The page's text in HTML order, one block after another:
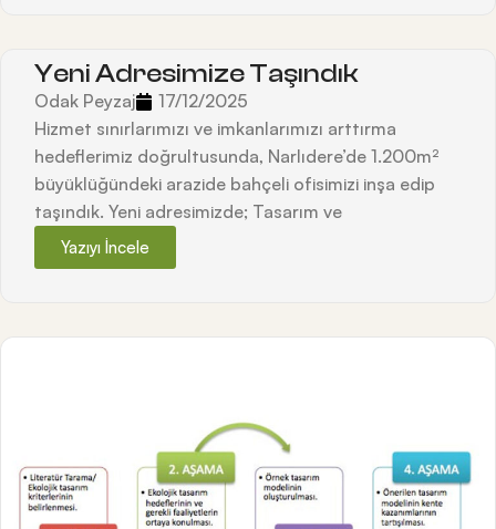
Yeni Adresimize Taşındık
Odak Peyzaj
17/12/2025
Hizmet sınırlarımızı ve imkanlarımızı arttırma
hedeflerimiz doğrultusunda, Narlıdere’de 1.200m²
büyüklüğündeki arazide bahçeli ofisimizi inşa edip
taşındık. Yeni adresimizde; Tasarım ve
Yazıyı İncele